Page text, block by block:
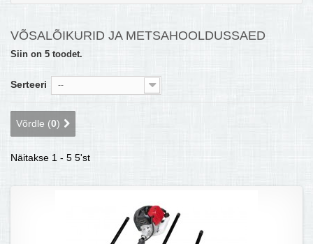
KONTAKTID JA REKVISIIDID
BOONUSPROGRAMM
TÕUKERATAD
VÕSALÕIKURID JA METSAHOOLDUSSAED
Siin on 5 toodet.
Serteeri --
Võrdle (0)
Näitakse 1 - 5 5'st